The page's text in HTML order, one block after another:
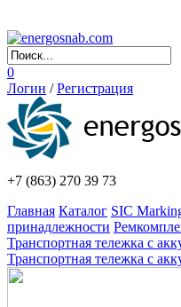
0
Логин /Регистрация
+7 (863) 270 39 73
Главная Каталог SIC
принадлежности
Транспортная тележка с
Транспортная тележка с